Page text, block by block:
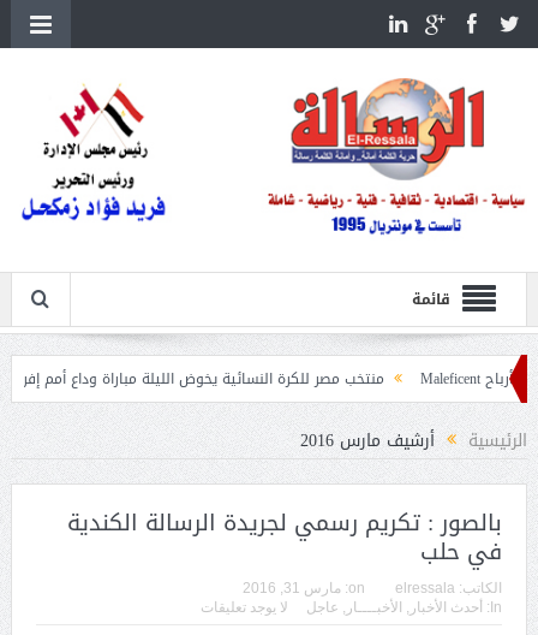
قائمة
منتخب مصر للكرة النسائية يخوض الليلة مباراة وداع أمم إفريقيا أمام نيجيريا
الرئيسية أرشيف مارس 2016
بالصور : تكريم رسمي لجريدة الرسالة الكندية
في حلب
الكاتب: elressala
on: مارس 31, 2016
In:
أحدث الأخبار الأخبــــار عاجل لا يوجد تعليقات